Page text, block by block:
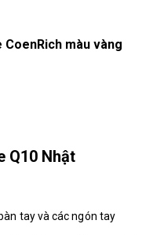
màu vàng
Q10 Nhật
tay và các ngón tay